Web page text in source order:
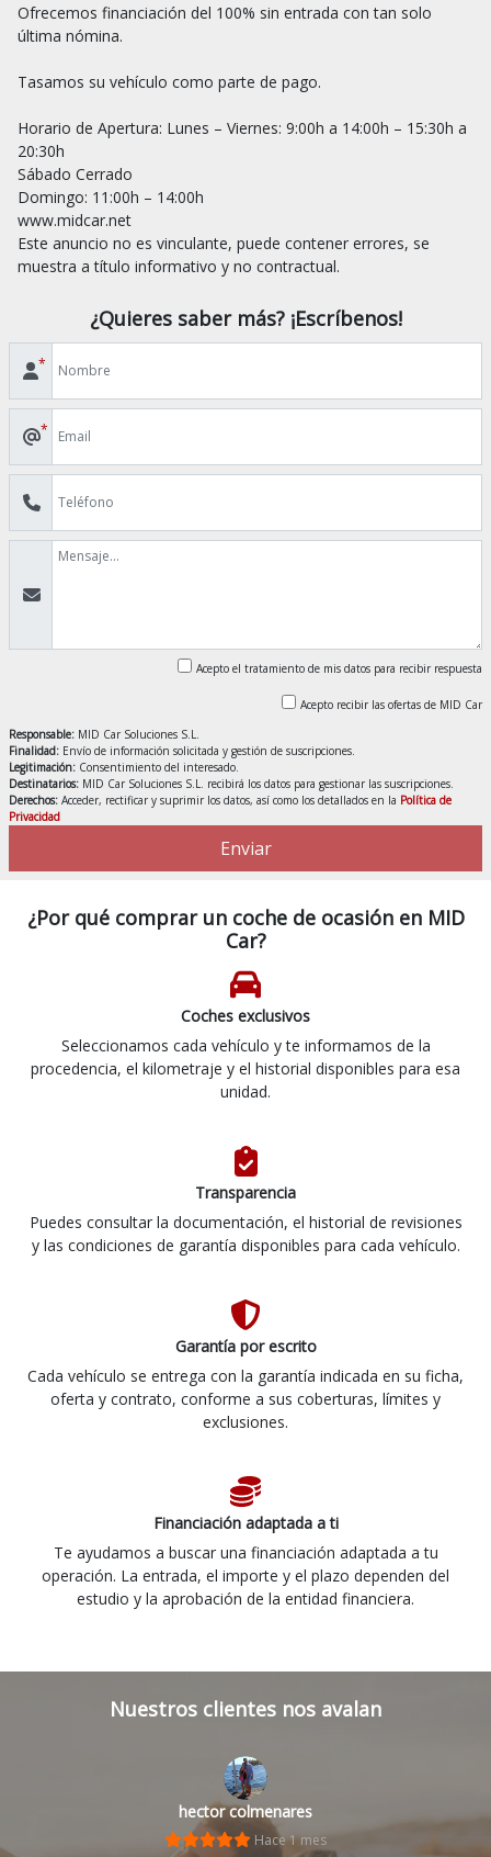
Ofrecemos financiación del 100% sin entrada con tan solo
última nómina.
Tasamos su vehículo como parte de pago.
Horario de Apertura: Lunes – Viernes: 9:00h a 14:00h – 15:30h a
20:30h
Sábado Cerrado
Domingo: 11:00h – 14:00h
www.midcar.net
Este anuncio no es vinculante, puede contener errores, se
¿Quieres saber más? ¡Escríbenos!
*
*
Acepto el tratamiento de mis datos para recibir respuesta
Acepto recibir las ofertas de MID Car
Responsable: MID Car Soluciones S.L.
Finalidad: Envío de información solicitada y gestión de suscripciones.
Legitimación: Consentimiento del interesado.
Destinatarios: MID Car Soluciones S.L. recibirá los datos para gestionar las suscripciones.
Derechos: Acceder, rectificar y suprimir los datos, así como los detallados en la Política de
Privacidad
Enviar
¿Por qué comprar un coche de ocasión en MID
Car?
Coches exclusivos
Seleccionamos cada vehículo y te informamos de la
procedencia, el kilometraje y el historial disponibles para esa
unidad.
Transparencia
Puedes consultar la documentación, el historial de revisiones
y las condiciones de garantía disponibles para cada vehículo.
Garantía por escrito
Cada vehículo se entrega con la garantía indicada en su ficha,
oferta y contrato, conforme a sus coberturas, límites y
exclusiones.
Financiación adaptada a ti
Te ayudamos a buscar una financiación adaptada a tu
operación. La entrada, el importe y el plazo dependen del
estudio y la aprobación de la entidad financiera.
Nuestros clientes nos avalan
hector colmenares
Hace 1 mes